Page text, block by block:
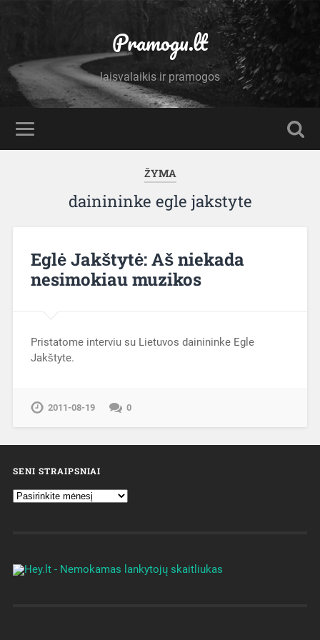
Pramogu.lt
laisvalaikis ir pramogos
ŽYMA
dainininke egle jakstyte
Eglė Jakštytė: Aš niekada
nesimokiau muzikos
Pristatome interviu su Lietuvos dainininke Egle
Jakštyte.
2011-08-19 0
SENI STRAIPSNIAI